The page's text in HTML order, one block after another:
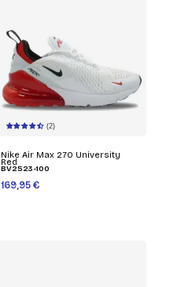
(2)
Nike Air Max 270 University
Red
BV2523-100
169,95 €